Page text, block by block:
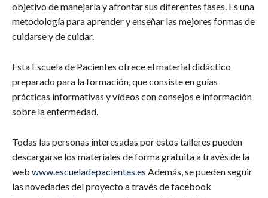
objetivo de manejarla y afrontar sus diferentes fases. Es una
metodología para aprender y enseñar las mejores formas de
cuidarse y de cuidar.
Esta Escuela de Pacientes ofrece el material didáctico
preparado para la formación, que consiste en guías
prácticas informativas y vídeos con consejos e información
sobre la enfermedad.
Todas las personas interesadas por estos talleres pueden
descargarse los materiales de forma gratuita a través de la
web www.escueladepacientes.es Además, se pueden seguir
las novedades del proyecto a través de facebook